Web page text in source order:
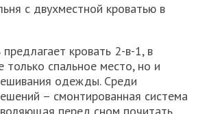
с двухместной кроватью в
кровать 2-в-1, в
только спальное место, но и
одежды. Среди
– смонтированная система